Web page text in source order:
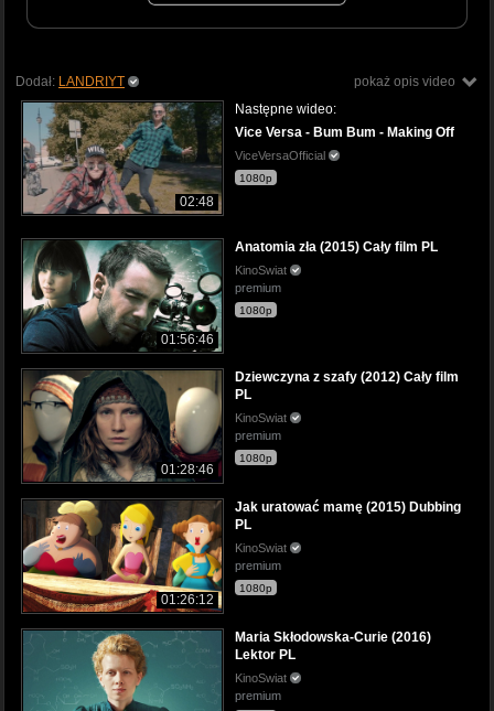
pokaż opis video
Dodał: LANDRIYT
02:48
Następne wideo:
Vice Versa - Bum Bum - Making Off
ViceVersaOfficial
1080p
01:56:46
Anatomia zła (2015) Cały film PL
KinoSwiat
premium
1080p
01:28:46
Dziewczyna z szafy (2012) Cały film
PL
KinoSwiat
premium
1080p
01:26:12
Jak uratować mamę (2015) Dubbing
PL
KinoSwiat
premium
1080p
Maria Skłodowska-Curie (2016)
Lektor PL
KinoSwiat
premium